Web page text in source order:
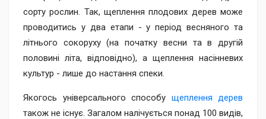
сорту рослин. Так, щеплення плодових дерев може
проводитись у два етапи - у період весняного та
літнього сокоруху (на початку весни та в другій
половині літа, відповідно), а щеплення насінневих
культур - лише до настання спеки.
Якогось універсального способу щеплення дерев
також не існує. Загалом налічується понад 100 видів,